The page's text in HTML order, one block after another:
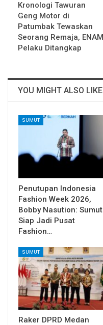
Kronologi Tawuran
Geng Motor di
Patumbak Tewaskan
Seorang Remaja, ENAM
Pelaku Ditangkap
YOU MIGHT ALSO LIKE
SUMUT
Penutupan Indonesia
Fashion Week 2026,
Bobby Nasution: Sumut
Siap Jadi Pusat
Fashion…
SUMUT
Raker DPRD Medan